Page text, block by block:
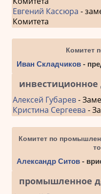
Евгений Кассюра -
Комитета
Комитет
Иван Складчиков-
инвестиционное
Алексей Губарев-
Кристина Сергеева -
Комитет по
Александр Ситов-
промышленное